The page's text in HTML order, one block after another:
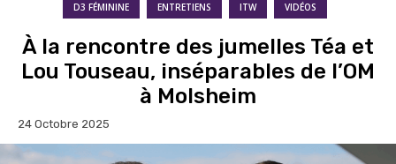
D3 FÉMININE ENTRETIENS ITW VIDÉOS
À la rencontre des jumelles Téa et
Lou Touseau, inséparables de l’OM
à Molsheim
24 Octobre 2025